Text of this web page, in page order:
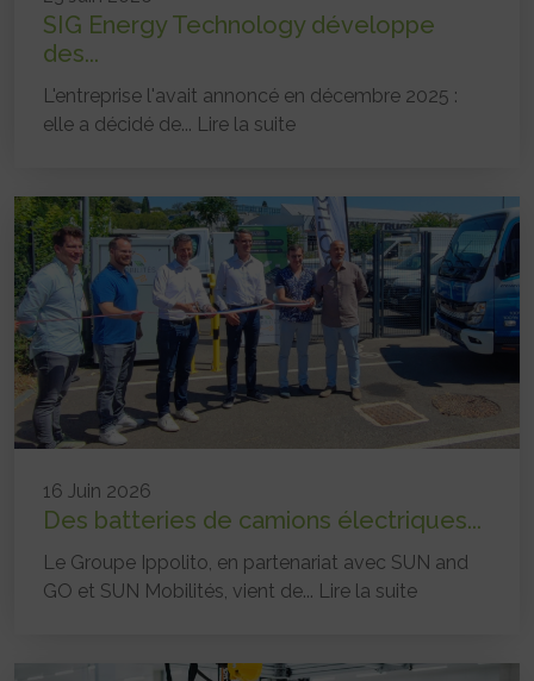
SIG Energy Technology développe
des...
L'entreprise l'avait annoncé en décembre 2025 :
elle a décidé de... Lire la suite
16 Juin 2026
Des batteries de camions électriques...
Le Groupe Ippolito, en partenariat avec SUN and
GO et SUN Mobilités, vient de... Lire la suite